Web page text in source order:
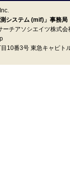
システム (mif)」事務局
ーチアソシエイツ株式会
10番3号 東急キャピト